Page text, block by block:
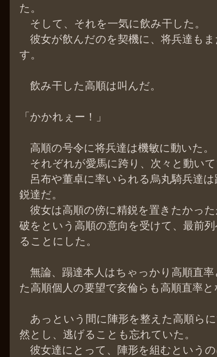
た。
そして、それを一気に飲み干した。
彼女が飲んだのを契機に、将兵達も
す。
飲み干した高順は叫んだ。
「かかれぇー！」
高順の号令に将兵達は機敏に動いた。
それぞれが愛馬に跨り、次々と動い
呂布や董卓に率いられる烏丸騎兵達
鋭達だ。
彼女は高順の傍に精鋭を置きたかっ
破をという高順の意向を受けて、最前
ることにした。
無論、蹋達本人はちゃっかり高順直
た高順個人の要望で亥倫らも高順直率
あっという間に陣形を整えた高順ら
然とし、逃げることも忘れていた。
彼女達にとって、陣形を組むという